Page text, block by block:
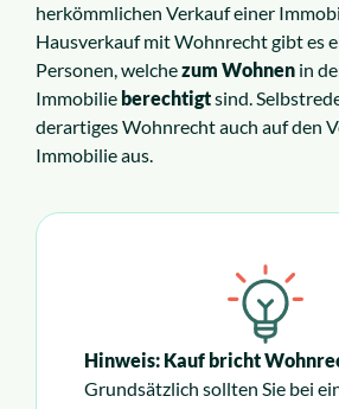
herkömmlichen Verkauf einer
Hausverkauf mit Wohnrecht gibt es
Personen, welchezum Wohnen in
Immobilie berechtigtsind.
derartiges Wohnrecht auch auf den
Immobilie aus.
Hinweis: Kauf bricht
Grundsätzlich sollten Sie bei